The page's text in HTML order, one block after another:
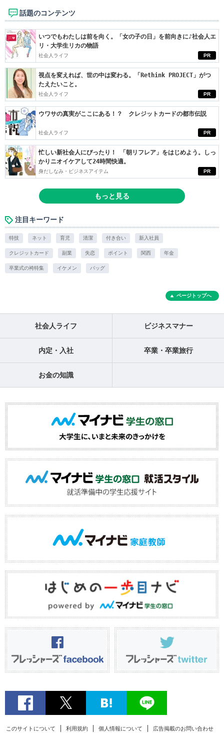
話題のコンテンツ
PR
いつでもわたしは前を向く。「女の子の日」を前向きに♪社会人エ
リ・大学生リカの物語
社会人ライフ
PR
視点を変えれば、世の中は変わる。「Rethink PROJECT」がつ
たえたいこと。
社会人ライフ
PR
ウワサの真実がここにある！？ クレジットカードの都市伝説
社会人ライフ
PR
忙しい新社会人にぴったり！ 「朝リフレア」をはじめよう。しっ
かりニオイケアして24時間快適。
身だしなみ・ビジネスアイテム
もっと見る
注目キーワード
特技 ネット 育児 清潔 付き合い 新入社員
クレジットカード 副業 失恋 ポイント 関西 年金
卒業式の袴特集 イケメン バッグ
ページトップへ
社会人ライフ ビジネスマナー
内定・入社 卒業・卒業旅行
お金の知識
このサイトについて 利用規約 個人情報について 広告掲載のお問い合わせ